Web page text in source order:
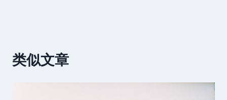
类似文章